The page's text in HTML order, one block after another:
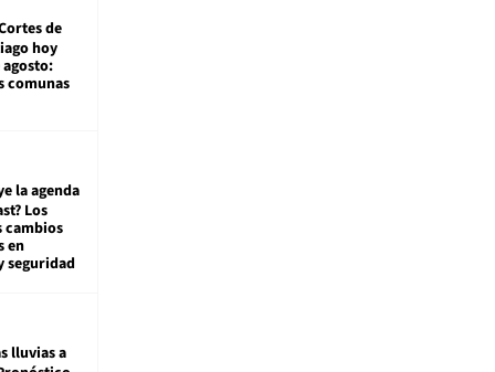
de
hoy
agosto:
comunas
la agenda
Los
cambios
en
seguridad
lluvias a